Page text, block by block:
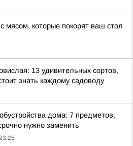
мясом, которые покорят ваш стол
13 удивительных сортов,
знать каждому садоводу
дома: 7 предметов,
нужно заменить